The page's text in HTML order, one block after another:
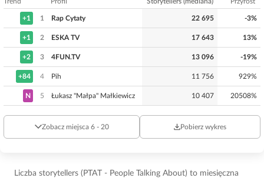
+1 1 Rap Cytaty 22 695 -3%
+1 2 ESKA TV 17 643 13%
+2 3 4FUN.TV 13 096 -19%
+84 4 Pih 11 756 929%
N 5 Łukasz "Małpa" Małkiewicz 10 407 20508%
Zobacz miejsca 6 - 20 Pobierz wykres
Liczba storytellers (PTAT - People Talking About) to miesięczna